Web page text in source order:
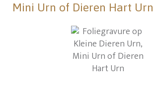
Mini Urn of Dieren Hart Urn